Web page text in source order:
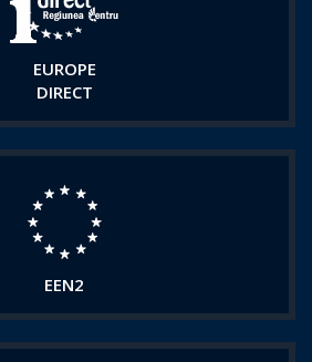
EUROPE
DIRECT
EEN2